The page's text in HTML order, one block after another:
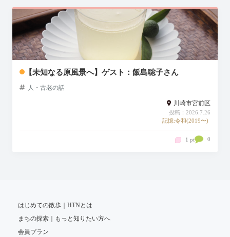
【未知なる原風景へ】ゲスト：飯島聡子さん
人・古老の話
川崎市宮前区
投稿：2026.7.26
記憶:令和(2019〜)
1 pt 0
はじめての散歩｜HTNとは
まちの探索｜もっと知りたい方へ
会員プラン